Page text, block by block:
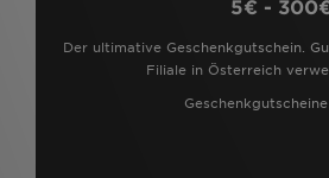
5€ -
Der ultimative Geschenkgutschein.
Filiale in Österreich